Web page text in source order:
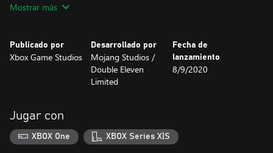
Mostrar más
Publicado por
Xbox Game Studios
Desarrollado por
Mojang Studios /
Double Eleven
Limited
Fecha de
lanzamiento
8/9/2020
Jugar con
XBOX One XBOX Series X|S